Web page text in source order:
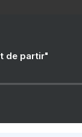
de partir"